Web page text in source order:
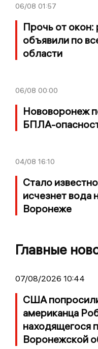
06/08 01:57
Прочь от окон:
объявили по
области
06/08 00:00
Нововоронеж
БПЛА-
04/08 16:10
Стало
исчезнет вода
Воронеже
Главные
07/08/2026 10:44
США
американца
находящегося
Воронежской